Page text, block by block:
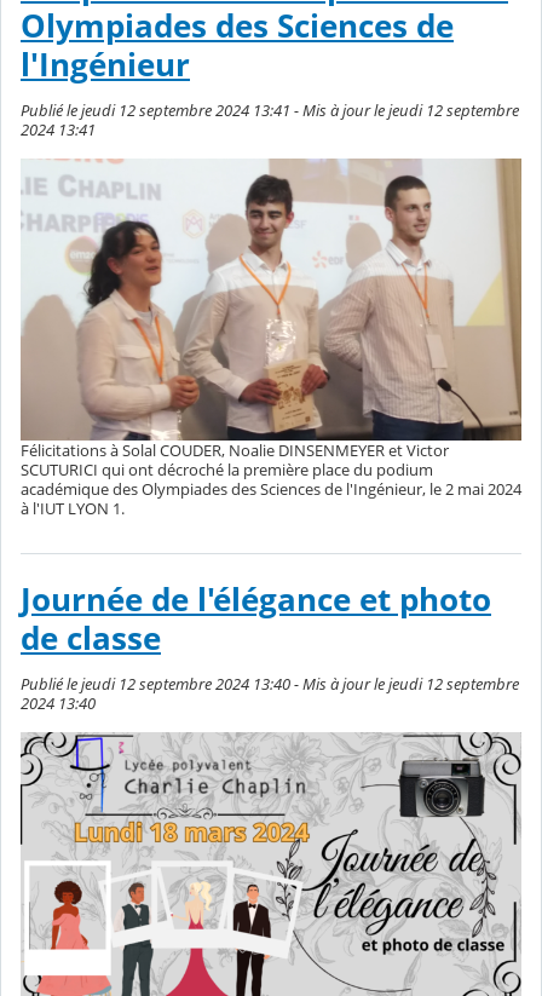
Olympiades des Sciences de
l'Ingénieur
Publié le jeudi 12 septembre 2024 13:41 - Mis à jour le jeudi 12 septembre
2024 13:41
Félicitations à Solal COUDER, Noalie DINSENMEYER et Victor
SCUTURICI qui ont décroché la première place du podium
académique des Olympiades des Sciences de l'Ingénieur, le 2 mai 2024
à l'IUT LYON 1.
Journée de l'élégance et photo
de classe
Publié le jeudi 12 septembre 2024 13:40 - Mis à jour le jeudi 12 septembre
2024 13:40